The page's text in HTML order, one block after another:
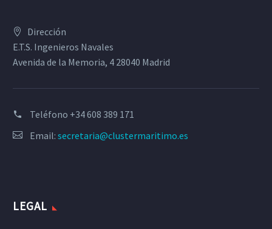
Dirección
E.T.S. Ingenieros Navales
Avenida de la Memoria, 4 28040 Madrid
Teléfono +34 608 389 171
Email: secretaria@clustermaritimo.es
LEGAL